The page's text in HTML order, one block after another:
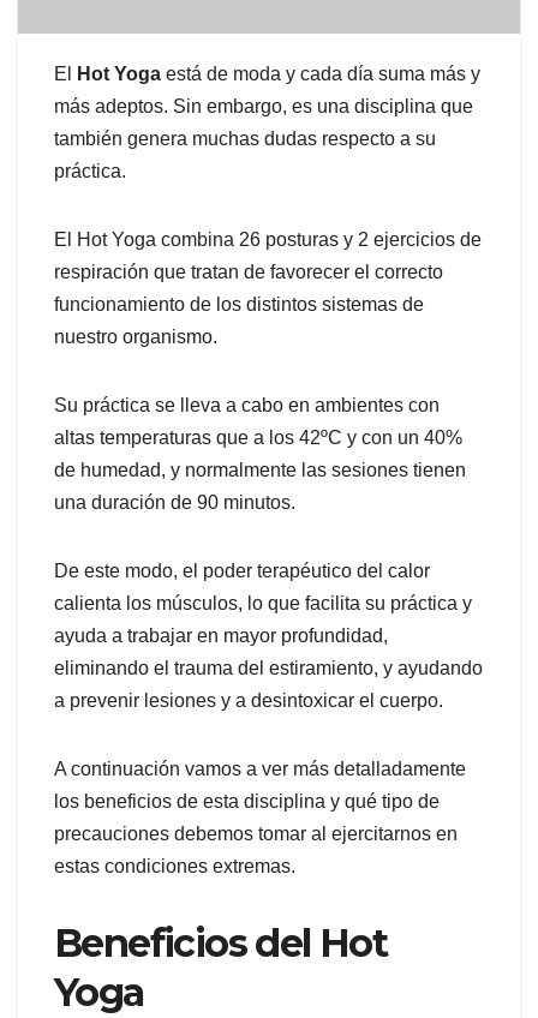
El Hot Yoga está de moda y cada día suma más y
más adeptos. Sin embargo, es una disciplina que
también genera muchas dudas respecto a su
práctica.
El Hot Yoga combina 26 posturas y 2 ejercicios de
respiración que tratan de favorecer el correcto
funcionamiento de los distintos sistemas de
nuestro organismo.
Su práctica se lleva a cabo en ambientes con
altas temperaturas que a los 42ºC y con un 40%
de humedad, y normalmente las sesiones tienen
una duración de 90 minutos.
De este modo, el poder terapéutico del calor
calienta los músculos, lo que facilita su práctica y
ayuda a trabajar en mayor profundidad,
eliminando el trauma del estiramiento, y ayudando
a prevenir lesiones y a desintoxicar el cuerpo.
A continuación vamos a ver más detalladamente
los beneficios de esta disciplina y qué tipo de
precauciones debemos tomar al ejercitarnos en
estas condiciones extremas.
Beneficios del Hot
Yoga